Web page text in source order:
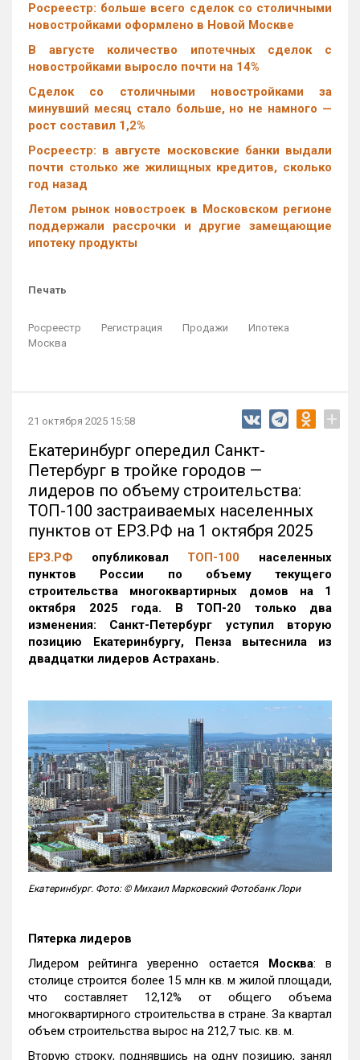
Росреестр: больше всего сделок со столичными
новостройками оформлено в Новой Москве
В августе количество ипотечных сделок с
новостройками выросло почти на 14%
Cделок со столичными новостройками за
минувший месяц стало больше, но не намного —
рост составил 1,2%
Росреестр: в августе московские банки выдали
почти столько же жилищных кредитов, сколько
год назад
Летом рынок новостроек в Московском регионе
поддержали рассрочки и другие замещающие
ипотеку продукты
Печать
Росреестр Регистрация Продажи
Ипотека
Москва
21 октября 2025 15:58 +
Екатеринбург опередил Санкт-
Петербург в тройке городов —
лидеров по объему строительства:
ТОП-100 застраиваемых населенных
пунктов от ЕРЗ.РФ на 1 октября 2025
ЕРЗ.РФ опубликовал ТОП-100 населенных
пунктов России по объему текущего
строительства многоквартирных домов на 1
октября 2025 года. В ТОП-20 только два
изменения: Санкт-Петербург уступил вторую
позицию Екатеринбургу, Пенза вытеснила из
двадцатки лидеров Астрахань.
Екатеринбург. Фото: © Михаил Марковский Фотобанк Лори
Пятерка лидеров
Лидером рейтинга уверенно остается Москва: в
столице строится более 15 млн кв. м жилой площади,
что составляет 12,12% от общего объема
многоквартирного строительства в стране. За квартал
объем строительства вырос на 212,7 тыс. кв. м.
Вторую строку, поднявшись на одну позицию, занял